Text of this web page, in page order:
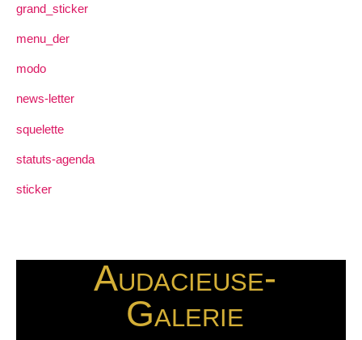
grand_sticker
menu_der
modo
news-letter
squelette
statuts-agenda
sticker
Audacieuse-
Galerie